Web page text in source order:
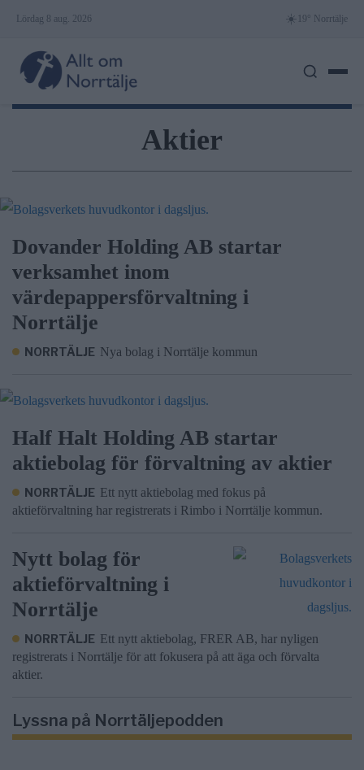
content
Lördag 8 aug. 2026 ☀️ 19° Norrtälje
Aktier
Dovander Holding AB startar
verksamhet inom
värdepappersförvaltning i
Norrtälje
NORRTÄLJE Nya bolag i Norrtälje kommun
Half Halt Holding AB startar
aktiebolag för förvaltning av aktier
NORRTÄLJE Ett nytt aktiebolag med fokus på
aktieförvaltning har registrerats i Rimbo i Norrtälje kommun.
Nytt bolag för
aktieförvaltning i
Norrtälje
NORRTÄLJE Ett nytt aktiebolag, FRER AB, har nyligen
registrerats i Norrtälje för att fokusera på att äga och förvalta
aktier.
Lyssna på Norrtäljepodden